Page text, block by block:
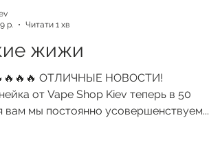
жижи
ОТЛИЧНЫЕ НОВОСТИ!
от Vape Shop Kiev теперь в 50
вам мы постоянно усовершенствуем...
р.
Читати 1 хв